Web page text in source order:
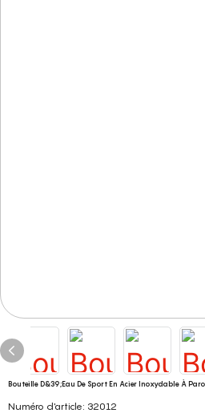
Bouteille D&39;eau De Sport En Acier Inoxydable À
Numéro d'article: 32012